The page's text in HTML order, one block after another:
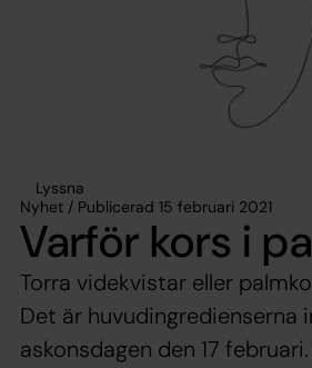
Lyssna
Nyhet / Publicerad 15 februari 2021
Varför kors i
Torra videkvistar eller
Det är huvudingredienserna
askonsdagen den 17